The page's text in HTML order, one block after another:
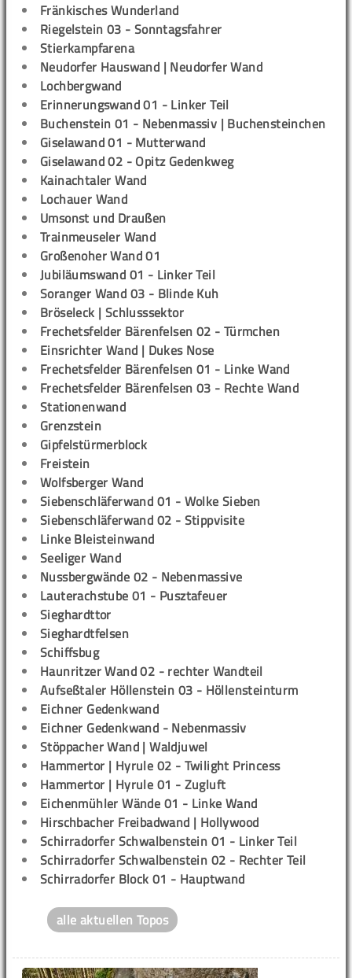
Fränkisches Wunderland
Riegelstein 03 - Sonntagsfahrer
Stierkampfarena
Neudorfer Hauswand | Neudorfer Wand
Lochbergwand
Erinnerungswand 01 - Linker Teil
Buchenstein 01 - Nebenmassiv | Buchensteinchen
Giselawand 01 - Mutterwand
Giselawand 02 - Opitz Gedenkweg
Kainachtaler Wand
Lochauer Wand
Umsonst und Draußen
Trainmeuseler Wand
Großenoher Wand 01
Jubiläumswand 01 - Linker Teil
Soranger Wand 03 - Blinde Kuh
Bröseleck | Schlusssektor
Frechetsfelder Bärenfelsen 02 - Türmchen
Einsrichter Wand | Dukes Nose
Frechetsfelder Bärenfelsen 01 - Linke Wand
Frechetsfelder Bärenfelsen 03 - Rechte Wand
Stationenwand
Grenzstein
Gipfelstürmerblock
Freistein
Wolfsberger Wand
Siebenschläferwand 01 - Wolke Sieben
Siebenschläferwand 02 - Stippvisite
Linke Bleisteinwand
Seeliger Wand
Nussbergwände 02 - Nebenmassive
Lauterachstube 01 - Pusztafeuer
Sieghardttor
Sieghardtfelsen
Schiffsbug
Haunritzer Wand 02 - rechter Wandteil
Aufseßtaler Höllenstein 03 - Höllensteinturm
Eichner Gedenkwand
Eichner Gedenkwand - Nebenmassiv
Stöppacher Wand | Waldjuwel
Hammertor | Hyrule 02 - Twilight Princess
Hammertor | Hyrule 01 - Zugluft
Eichenmühler Wände 01 - Linke Wand
Hirschbacher Freibadwand | Hollywood
Schirradorfer Schwalbenstein 01 - Linker Teil
Schirradorfer Schwalbenstein 02 - Rechter Teil
Schirradorfer Block 01 - Hauptwand
alle aktuellen Topos